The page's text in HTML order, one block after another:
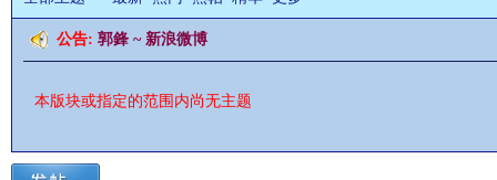
公告: 郭鋒 ~ 新浪微博
本版块或指定的范围内尚无主题